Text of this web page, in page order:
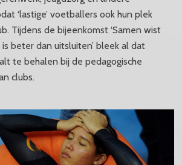
‘lastige’ voetballers ook hun plek
Tijdens de bijeenkomst ‘Samen wist
beter dan uitsluiten’ bleek al dat
te behalen bij de pedagogische
clubs.